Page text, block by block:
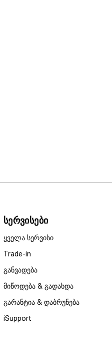
სერვისები
ყველა სერვისი
Trade-in
განვადება
მიწოდება & გადახდა
გარანტია & დაბრუნება
iSupport